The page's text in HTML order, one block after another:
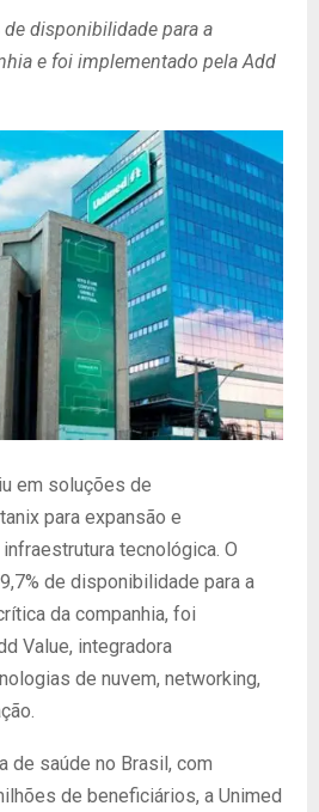
disponibilidade para a
e foi implementado pela Add
em soluções de
para expansão e
tecnológica. O
de disponibilidade para a
da companhia, foi
Value, integradora
de nuvem, networking,
de saúde no Brasil, com
de beneficiários, a Unimed